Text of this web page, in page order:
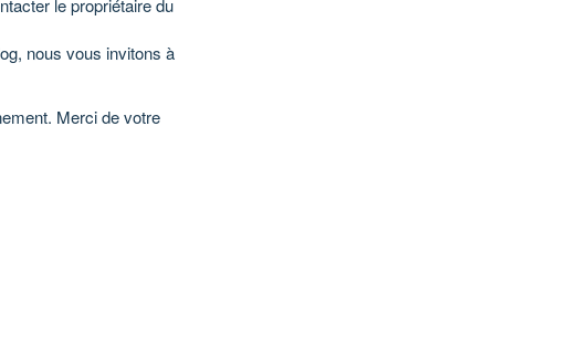
le propriétaire du
nous vous invitons à
Merci de votre